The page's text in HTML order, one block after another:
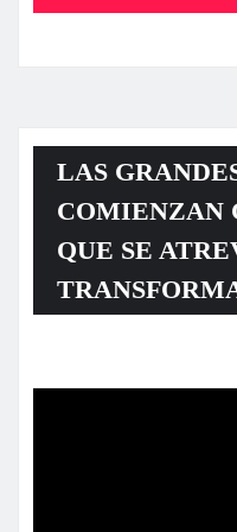
LAS
COMIENZAN
QUE SE